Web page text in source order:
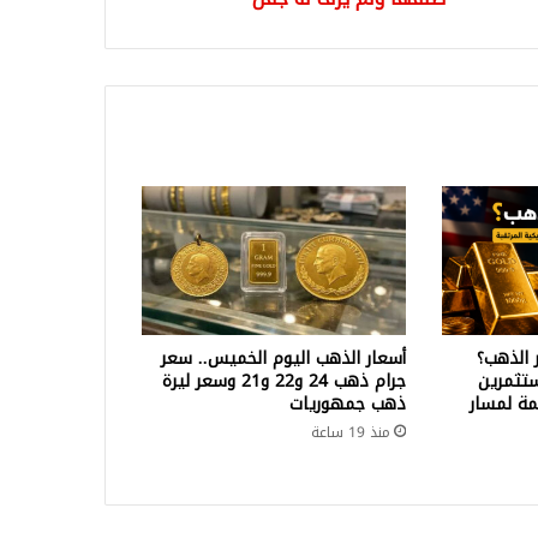
الذهب؟
لمسار
أسعار الذهب اليوم الخميس.. سعر
جرام ذهب 24 و22 و21 وسعر ليرة
ذهب جمهوريات
منذ 19 ساعة